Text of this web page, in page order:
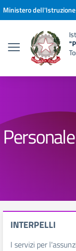
Vai ai contenuti
Vai al menu di
Vai al footer
Ministero
INTERPELLI
I servizi per